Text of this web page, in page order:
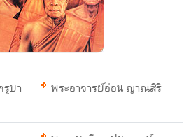
บา
พระอาจารย์อ่อน ญาณสิริ